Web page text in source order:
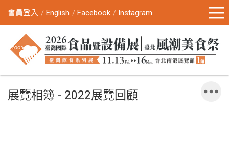
會員登入 English Facebook Instagram
展覽相簿 - 2022展覽回顧